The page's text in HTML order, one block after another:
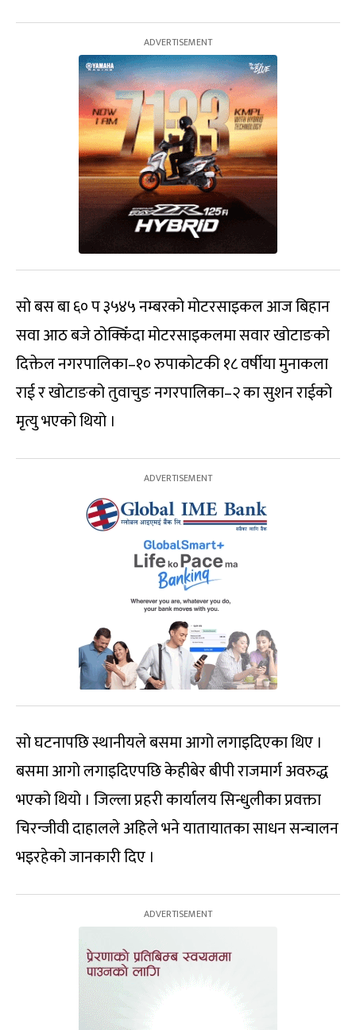
सो बस बा ६० प ३५४५ नम्बरको मोटरसाइकल आज बिहान
सवा आठ बजे ठोक्किँदा मोटरसाइकलमा सवार खोटाङको
दिक्तेल नगरपालिका–१० रुपाकोटकी १८ वर्षीया मुनाकला
राई र खोटाङको तुवाचुङ नगरपालिका–२ का सुशन राईको
मृत्यु भएको थियो ।
सो घटनापछि स्थानीयले बसमा आगो लगाइदिएका थिए ।
बसमा आगो लगाइदिएपछि केहीबेर बीपी राजमार्ग अवरुद्ध
भएको थियो । जिल्ला प्रहरी कार्यालय सिन्धुलीका प्रवक्ता
चिरन्जीवी दाहालले अहिले भने यातायातका साधन सन्चालन
भइरहेको जानकारी दिए ।